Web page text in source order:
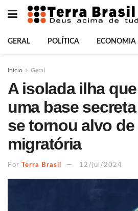
GERAL POLÍTICA ECONOMIA
Início Geral
A isolada ilha
uma base
se tornou alvo
migratória
Por Terra Brasil 12/jul/2024